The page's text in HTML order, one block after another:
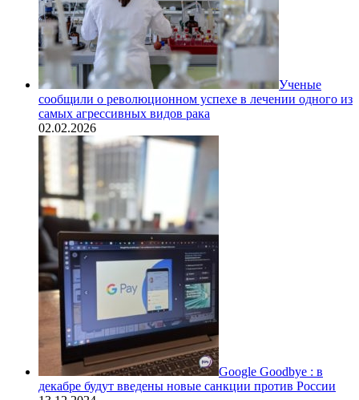
Ученые
сообщили о революционном успехе в лечении одного из
самых агрессивных видов рака
02.02.2026
Google Goodbye : в
декабре будут введены новые санкции против России